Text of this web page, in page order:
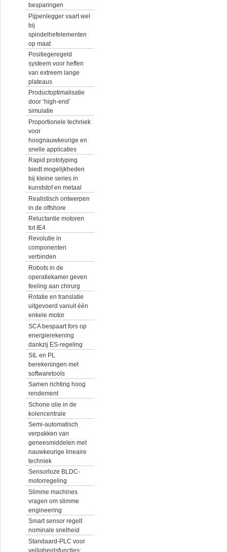
besparingen
Pijpenlegger vaart wel
bij
spindelhefelementen
op maat
Positiegeregeld
systeem voor heffen
van extreem lange
plateaus
Productoptimalisatie
door ‘high-end’
simulatie
Proportionele techniek
voor
hoognauwkeurige en
snelle applicaties
Rapid prototyping
biedt mogelijkheden
bij kleine series in
kunststof en metaal
Realistisch ontwerpen
in de offshore
Reluctantie motoren
tot IE4
Revolutie in
componenten
verbinden
Robots in de
operatiekamer geven
feeling aan chirurg
Rotatie en translatie
uitgevoerd vanuit één
enkele motor
SCA bespaart fors op
energierekening
dankzij ES-regeling
SIL en PL
berekeningen met
softwaretools
Samen richting hoog
rendement
Schone olie in de
kolencentrale
Semi-automatisch
verpakken van
geneesmiddelen met
nauwkeurige lineaire
techniek
Sensorloze BLDC-
motorregeling
Slimme machines
vragen om slimme
engineering
Smart sensor regelt
nominale snelheid
Standaard-PLC voor
veiligheidsfuncties: